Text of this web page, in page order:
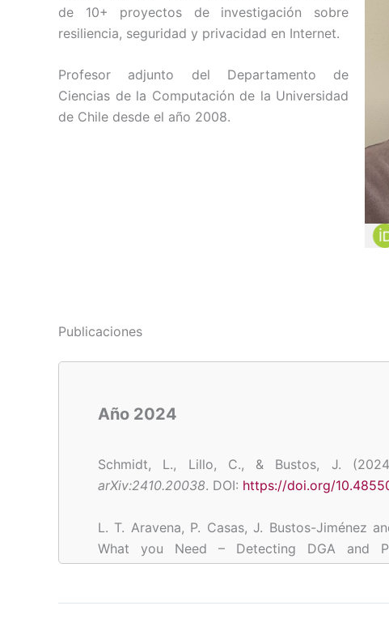
de 10+ proyectos de investigación sobre
resiliencia, seguridad y privacidad en Internet.
Profesor adjunto del Departamento de
Ciencias de la Computación de la Universidad
de Chile desde el año 2008.
Publicaciones
Año 2024
Schmidt, L., Lillo, C., & Bustos, J.
arXiv:2410.20038. DOI: https://doi.org/
L. T. Aravena, P. Casas, J. Bustos-Jiménez
What you Need – Detecting DGA and
Embeddings. In8th Network Traffic